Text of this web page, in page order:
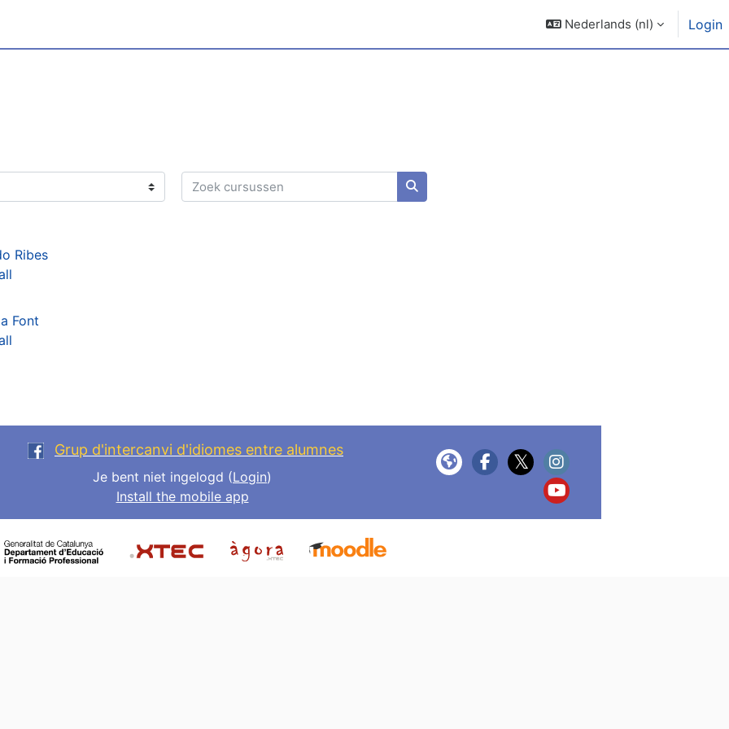
Nederlands ‎(nl)‎ Login
Zoek cursussen
Zoek cursussen
Ribes
Font
Grup d'intercanvi d'idiomes entre alumnes
Je bent niet ingelogd (Login)
Install the mobile app